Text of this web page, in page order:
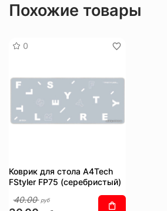
Похожие товары
0
Коврик для стола A4Tech
FStyler FP75 (серебристый)
40.00 руб